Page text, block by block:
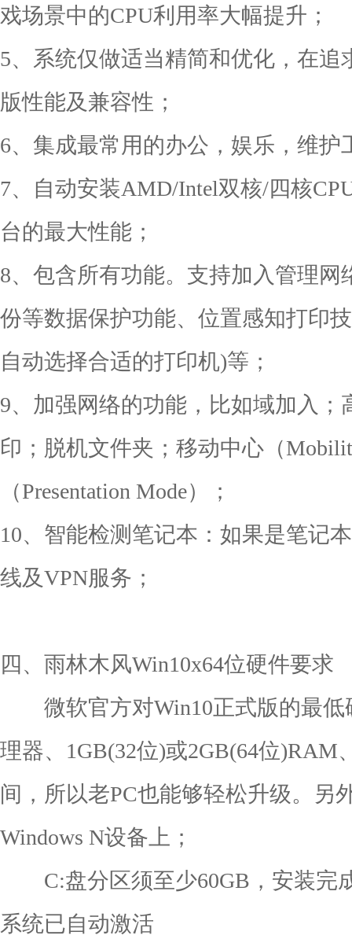
戏场景中的CPU利用率大幅提升；
5、系统仅做适当精简和优化，在
版性能及兼容性；
6、集成最常用的办公，娱乐，维
7、自动安装AMD/Intel双核/四核
台的最大性能；
8、包含所有功能。支持加入管理网
份等数据保护功能、位置感知打印
自动选择合适的打印机)等；
9、加强网络的功能，比如域加入
印；脱机文件夹；移动中心（
（Presentation Mode）；
10、智能检测笔记本：如果是笔记
线及VPN服务；
四、雨林木风Win10x64位硬件要求
微软官方对Win10正式版的最低
理器、1GB(32位)或2GB(64位)RAM
间，所以老PC也能够轻松升级。另
Windows N设备上；
C:盘分区须至少60GB，安装完
系统已自动激活